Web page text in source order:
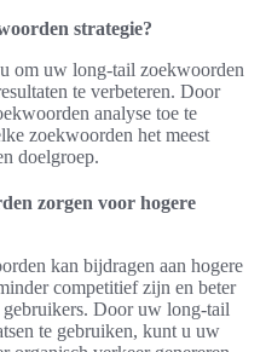
strategie?
om uw long-tail zoekwoorden
te verbeteren. Door
analyse toe te
zoekwoorden het meest
doelgroep.
zorgen voor hogere
kan bijdragen aan hogere
competitief zijn en beter
Door uw long-tail
te gebruiken, kunt u uw